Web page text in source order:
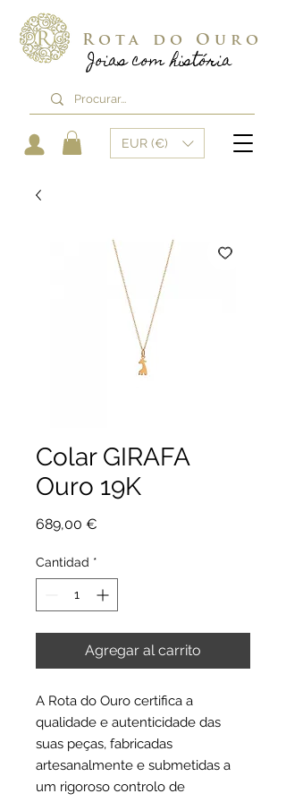
Joias com história
Rota do Ouro
EUR (€)
Colar GIRAFA
Ouro 19K
689,00 €
Cantidad *
Agregar al carrito
A Rota do Ouro certifica a
qualidade e autenticidade das
suas peças, fabricadas
artesanalmente e submetidas a
um rigoroso controlo de